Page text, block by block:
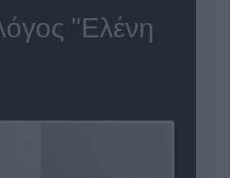
"Ελένη